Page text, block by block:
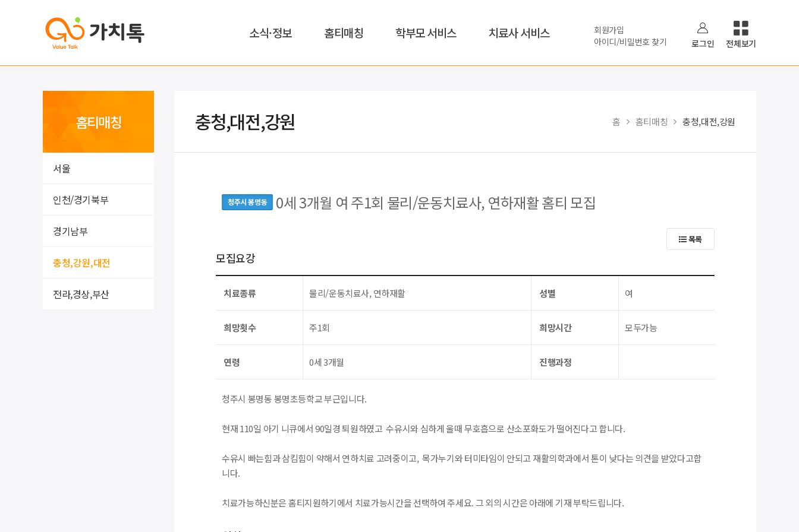
소식·정보 홈티매칭 학부모 서비스 치료사 서비스
회원가입
아이디/비밀번호 찾기
로그인 전체보기
홈티매칭
서울
인천/경기북부
경기남부
충청,강원,대전
전라,경상,부산
충청,대전,강원 홈 홈티매칭 충청,대전,강원
청주시 봉명동 0세 3개월 여 주1회 물리/운동치료사, 연하재활 홈티 모집
목록
모집요강
치료종류 물리/운동치료사, 연하재활 성별 여
희망횟수 주1회 희망시간 모두가능
연령 0세 3개월 진행과정
청주시 봉명동 봉명초등학교 부근입니다.
현재 110일 아기 니큐에서 90일경 퇴원하였고 수유시와 심하게 울때 무호흡으로 산소포화도가 떨어진다고 합니다.
수유시 빠는힘과 삼킴힘이 약해서 연하치료 고려중이고, 목가누기와 터미타임이 안되고 재활의학과에서 톤이 낮다는 의견을 받았다고합
니다.
치료가능하신분은 홈티지원하기에서 치료가능시간을 선택하여 주세요. 그 외의 시간은 아래에 기재 부탁드립니다.